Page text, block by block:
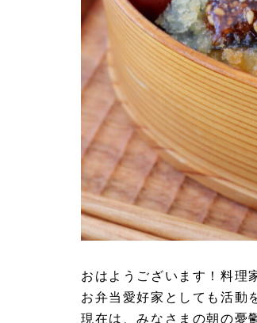
おはようございます！料理
お弁当愛好家としても活動
現在は、みなさまの朝の憂